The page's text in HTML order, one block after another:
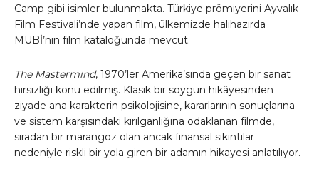
Camp gibi isimler bulunmakta. Türkiye prömiyerini Ayvalık
Film Festivali’nde yapan film, ülkemizde halihazırda
MUBİ’nin film kataloğunda mevcut.
The Mastermind, 1970’ler Amerika’sında geçen bir sanat
hırsızlığı konu edilmiş. Klasik bir soygun hikâyesinden
ziyade ana karakterin psikolojisine, kararlarının sonuçlarına
ve sistem karşısındaki kırılganlığına odaklanan filmde,
sıradan bir marangoz olan ancak finansal sıkıntılar
nedeniyle riskli bir yola giren bir adamın hikayesi anlatılıyor.